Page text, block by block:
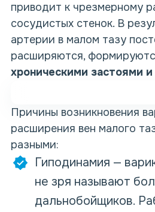
приводит к чрезмерному
сосудистых стенок. В
артерии в малом тазу
расширяются,
хроническими застоями
Причины возникновения
расширения вен малого
разными:
Гиподинамия —
не зря называют
дальнобойщиков.